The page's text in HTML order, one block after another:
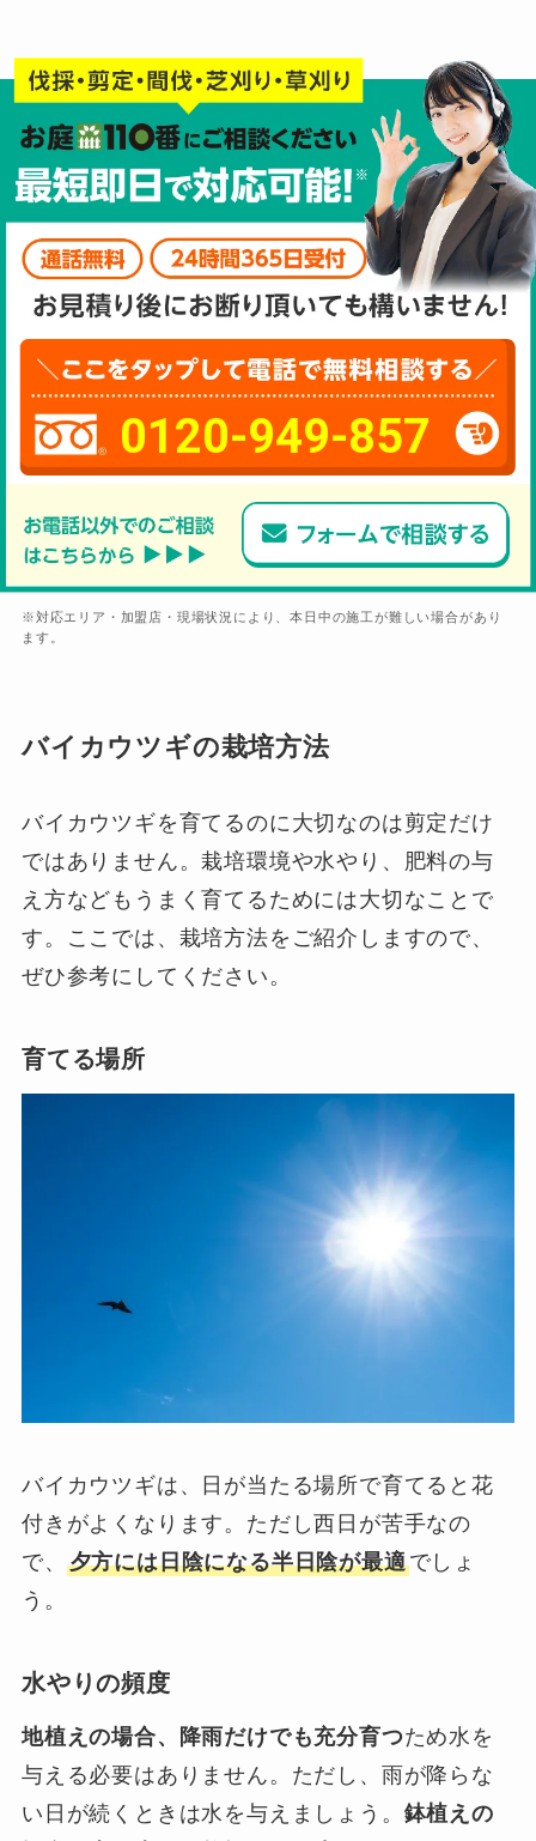
0120-949-857
※対応エリア・加盟店・現場状況により、本日中の施工が難しい場合があり
ます。
バイカウツギの栽培方法
バイカウツギを育てるのに大切なのは剪定だけ
ではありません。栽培環境や水やり、肥料の与
え方などもうまく育てるためには大切なことで
す。ここでは、栽培方法をご紹介しますので、
ぜひ参考にしてください。
育てる場所
バイカウツギは、日が当たる場所で育てると花
付きがよくなります。ただし西日が苦手なの
で、 夕方には日陰になる半日陰が最適でしょ
う。
水やりの頻度
地植えの場合、降雨だけでも充分育つため水を
与える必要はありません。ただし、雨が降らな
い日が続くときは水を与えましょう。 鉢植えの